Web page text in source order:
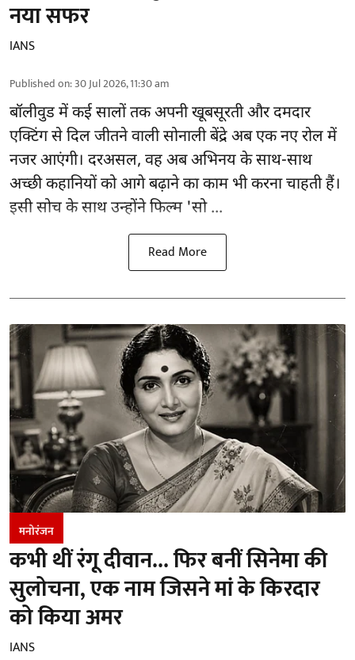
नया सफर
IANS
Published on:30 Jul 2026, 11:30 am
बॉलीवुडमें कई सालों तक अपनी खूबसूरती और दमदार
एक्टिंग से दिल जीतने वाली सोनाली बेंद्रे अब एक नए रोल में
नजर आएंगी। दरअसल, वह अब अभिनय के साथ-साथ
अच्छी कहानियों को आगे बढ़ाने का काम भी करना चाहती हैं।
इसी सोच के साथ उन्होंने फिल्म 'सो ...
Read More
मनोरंजन
कभी थीं रंगू दीवान... फिर बनीं सिनेमा की
सुलोचना, एक नाम जिसने मां के किरदार
को किया अमर
IANS